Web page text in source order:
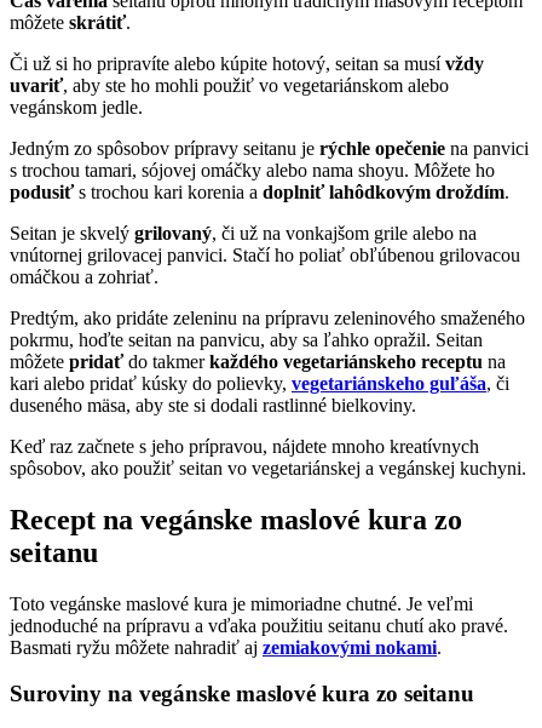
môžete skrátiť.
Či už si ho pripravíte alebo kúpite hotový, seitan sa musívždy
uvariť, aby ste ho mohli použiť vo vegetariánskom alebo
vegánskom jedle.
Jedným zo spôsobov prípravy seitanu je rýchle opečenie na panvici
s trochou tamari, sójovej omáčky alebo nama shoyu. Môžete ho
podusiťs trochou kari korenia a doplniť lahôdkovým droždím.
Seitan je skvelý grilovaný, či už na vonkajšom grile alebo na
vnútornej grilovacej panvici. Stačí ho poliať obľúbenou grilovacou
omáčkou a zohriať.
Predtým, ako pridáte zeleninu na prípravu zeleninového smaženého
pokrmu, hoďte seitan na panvicu, aby sa ľahko opražil. Seitan
môžete pridaťdo takmerkaždého vegetariánskeho receptu na
kari alebo pridať kúsky do polievky, vegetariánskeho guľáša, či
duseného mäsa, aby ste si dodali rastlinné bielkoviny.
Keď raz začnete s jeho prípravou, nájdete mnoho kreatívnych
spôsobov, ako použiť seitan vo vegetariánskej a vegánskej kuchyni.
Recept na vegánske maslové kura zo
seitanu
Toto vegánske maslové kura je mimoriadne chutné. Je veľmi
jednoduché na prípravu a vďaka použitiu seitanu chutí ako pravé.
Basmati ryžu môžete nahradiť aj zemiakovými nokami.
Suroviny na vegánske maslové kura zo seitanu